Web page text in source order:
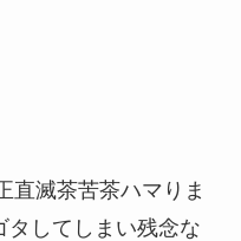
直滅茶苦茶ハマりま
タしてしまい残念な